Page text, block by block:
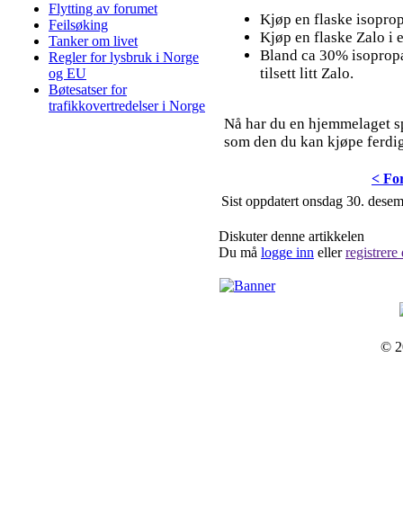
Flytting av forumet
Feilsøking
Tanker om livet
Regler for lysbruk i Norge
og EU
Bøtesatser for
trafikkovertredelser i Norge
Kjøp en flaske
Kjøp en flaske Zalo i
Bland ca 30%
tilsett litt Zalo.
Nå har du en hjemmelaget
som den du kan kjøpe
<
Sist oppdatert onsdag 30.
Diskuter denne artikkelen
Du må logge inn ellerregistrere
©